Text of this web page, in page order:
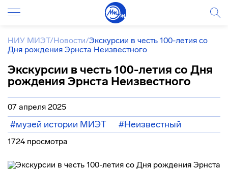
НИУ МИЭТ/Новости/Экскурсии в честь 100-летия со
Дня рождения Эрнста Неизвестного
Экскурсии в честь 100-летия со Дня
рождения Эрнста Неизвестного
07 апреля 2025
#музей истории МИЭТ #Неизвестный
1724 просмотра